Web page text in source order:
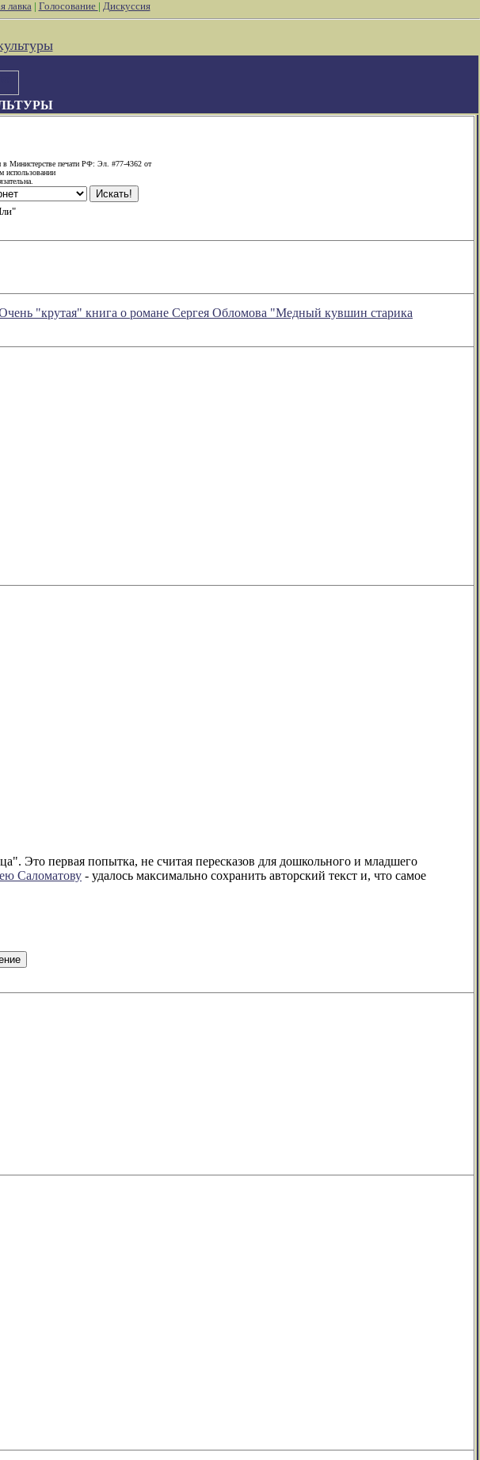
лавка| Голосование | Дискуссия
в Министерстве печати РФ: Эл. #77-4362 от
использовании
"крутая" книга о романе Сергея Обломова "Медный кувшин старика
первая попытка, не считая пересказов для дошкольного и младшего
Саломатову - удалось максимально сохранить авторский текст и, что самое